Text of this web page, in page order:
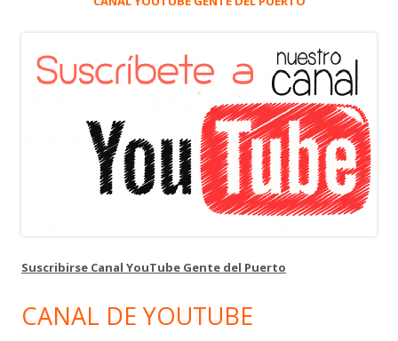
Suscribirse Canal YouTube Gente del Puerto
CANAL DE YOUTUBE